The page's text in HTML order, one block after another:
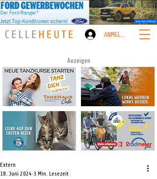
ANMELDEN
Anzeigen
Extern
18. Juni 2024 3 Min. Lesezeit